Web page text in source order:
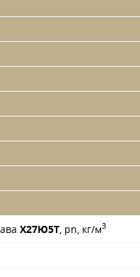
Х27Ю5Т , pn, кг/м3